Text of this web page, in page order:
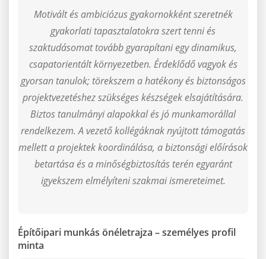
Motivált és ambiciózus gyakornokként szeretnék
gyakorlati tapasztalatokra szert tenni és
szaktudásomat tovább gyarapítani egy dinamikus,
csapatorientált környezetben. Érdeklődő vagyok és
gyorsan tanulok; törekszem a hatékony és biztonságos
projektvezetéshez szükséges készségek elsajátítására.
Biztos tanulmányi alapokkal és jó munkamorállal
rendelkezem. A vezető kollégáknak nyújtott támogatás
mellett a projektek koordinálása, a biztonsági előírások
betartása és a minőségbiztosítás terén egyaránt
igyekszem elmélyíteni szakmai ismereteimet.
Építőipari munkás önéletrajza – személyes profil
minta